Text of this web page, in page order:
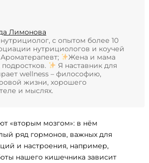
Лимонова
с опытом более 10
нутрициологов и коучей
Ароматерапевт;
Жена и мама
Я наставник для
wellness – философию,
жизни, хорошего
и мыслях.
«вторым мозгом»: в нём
ряд гормонов, важных для
и настроения, например,
нашего кишечника зависит